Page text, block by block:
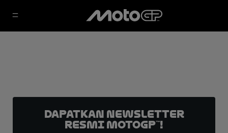
Dapatkan Newsletter
Resmi MotoGP™!